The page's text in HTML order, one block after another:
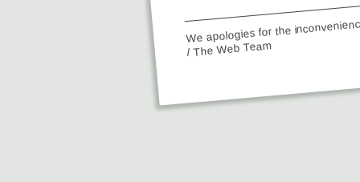
We apologies for the
/ The Web Team